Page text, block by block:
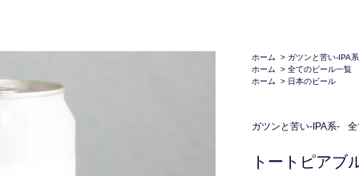
ホーム > ガツンと苦い-IPA
ホーム
> 全てのビール一覧
ホーム
> 日本のビール
ガツンと苦い-IPA系-
トートピア